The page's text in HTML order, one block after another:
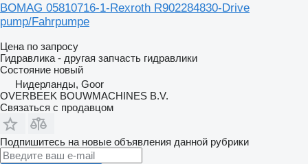
BOMAG 05810716-1-Rexroth R902284830-Drive
pump/Fahrpumpe
Цена по запросу
Гидравлика - другая запчасть гидравлики
Состояние новый
Нидерланды, Goor
OVERBEEK BOUWMACHINES B.V.
Связаться с продавцом
Подпишитесь на новые объявления данной рубрики